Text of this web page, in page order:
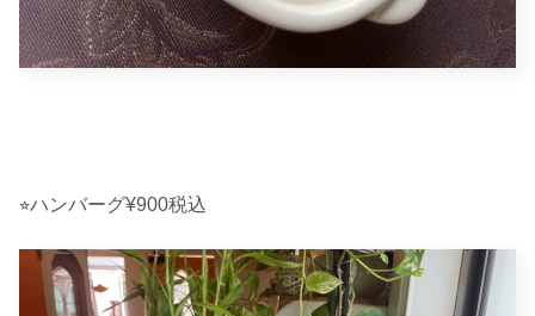
⭐︎ハンバーグ¥900税込